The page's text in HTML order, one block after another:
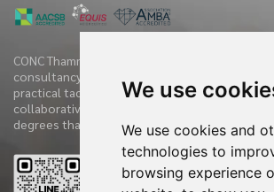
We use
We use cookies and
technologies to
browsing experience
CONC Thammasat offers clients diverse range
consultancy, implementation services and
practical tactics. We have practiced and
collaborative techniques to diagnose clients’
degrees that have accelerated the clients’
Reviews